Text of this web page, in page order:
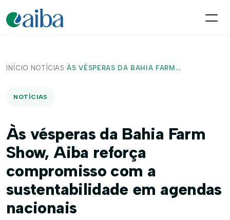
INÍCIO/ NOTÍCIAS /ÀS VÉSPERAS DA BAHIA FARM...
NOTÍCIAS
Às vésperas da Bahia Farm
Show, Aiba reforça
compromisso com a
sustentabilidade em agendas
nacionais